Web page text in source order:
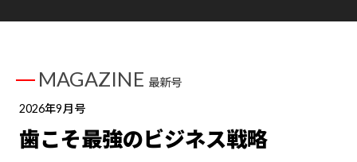
MAGAZINE 最新号
2026年9月号
歯こそ最強のビジネス戦略